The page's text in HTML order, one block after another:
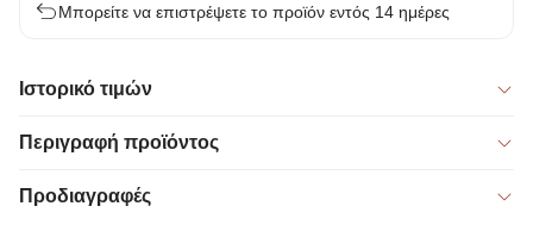
Μπορείτε να επιστρέψετε το προϊόν εντός 14 ημέρες
Ιστορικό τιμών
Περιγραφή προϊόντος
Προδιαγραφές